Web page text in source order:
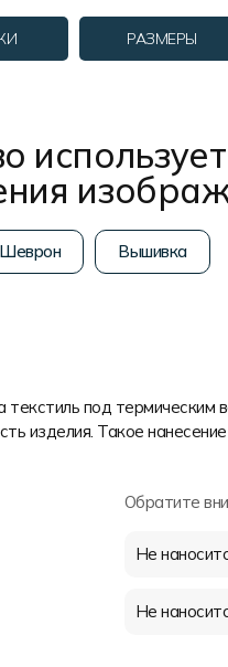
РАЗМЕРЫ
Шеврон Вышивка
под термическим
изделия. Такое
Обратите
Не
Не